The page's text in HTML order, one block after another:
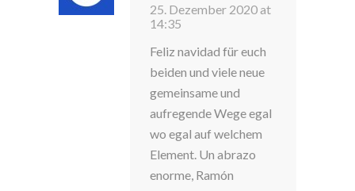
25. Dezember 2020 at
14:35
Feliz navidad für euch
beiden und viele neue
gemeinsame und
aufregende Wege egal
wo egal auf welchem
Element. Un abrazo
enorme, Ramón